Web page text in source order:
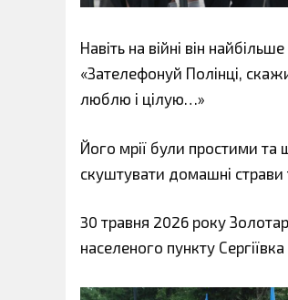
Навіть на війні він
«Зателефонуй Полінці,
люблю і цілую…»
Його мрії були простими
скуштувати домашні
30 травня 2026 року
населеного пункту